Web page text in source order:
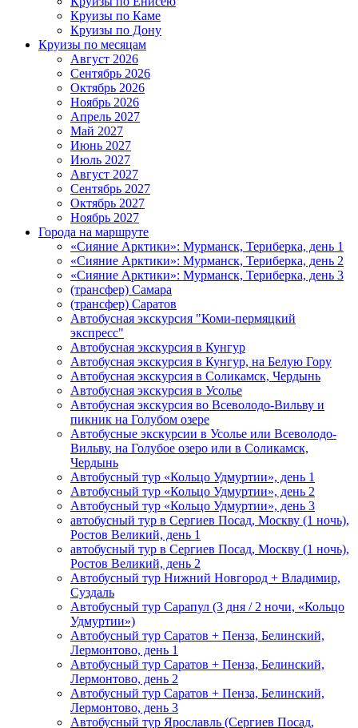
Круизы по Каме
Круизы по Дону
Круизы по месяцам
Август 2026
Сентябрь 2026
Октябрь 2026
Ноябрь 2026
Апрель 2027
Май 2027
Июнь 2027
Июль 2027
Август 2027
Сентябрь 2027
Октябрь 2027
Ноябрь 2027
Города на маршруте
«Сияние Арктики»: Мурманск, Териберка, день 1
«Сияние Арктики»: Мурманск, Териберка, день 2
«Сияние Арктики»: Мурманск, Териберка, день 3
(трансфер) Самара
(трансфер) Саратов
Автобусная экскурсия "Коми-пермяцкий
экспресс"
Автобусная экскурсия в Кунгур
Автобусная экскурсия в Кунгур, на Белую Гору
Автобусная экскурсия в Соликамск, Чердынь
Автобусная экскурсия в Усолье
Автобусная экскурсия во Всеволодо-Вильву и
пикник на Голубом озере
Автобусные экскурсии в Усолье или Всеволодо-
Вильву, на Голубое озеро или в Соликамск,
Чердынь
Автобусный тур «Кольцо Удмуртии», день 1
Автобусный тур «Кольцо Удмуртии», день 2
Автобусный тур «Кольцо Удмуртии», день 3
автобусный тур в Сергиев Посад, Москву (1 ночь),
Ростов Великий, день 1
автобусный тур в Сергиев Посад, Москву (1 ночь),
Ростов Великий, день 2
Автобусный тур Нижний Новгород + Владимир,
Суздаль
Автобусный тур Сарапул (3 дня / 2 ночи, «Кольцо
Удмуртии»)
Автобусный тур Саратов + Пенза, Белинский,
Лермонтово, день 1
Автобусный тур Саратов + Пенза, Белинский,
Лермонтово, день 2
Автобусный тур Саратов + Пенза, Белинский,
Лермонтово, день 3
Автобусный тур Ярославль (Сергиев Посад,